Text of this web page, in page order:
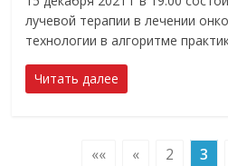
лучевой терапии в лечении
технологии в алгоритме
Читать далее
«« « 2 3